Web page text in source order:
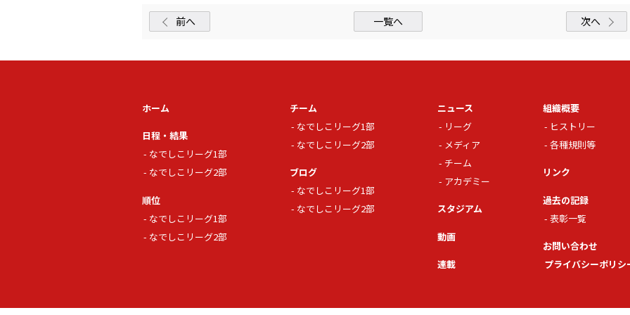
前へ 一覧へ 次へ
ホーム
日程・結果
なでしこリーグ1部
なでしこリーグ2部
順位
なでしこリーグ1部
なでしこリーグ2部
チーム
なでしこリーグ1部
なでしこリーグ2部
ブログ
なでしこリーグ1部
なでしこリーグ2部
ニュース
リーグ
メディア
チーム
アカデミー
スタジアム
動画
連載
組織概要
ヒストリー
各種規則等
リンク
過去の記録
表彰一覧
お問い合わせ
プライバシーポリシ